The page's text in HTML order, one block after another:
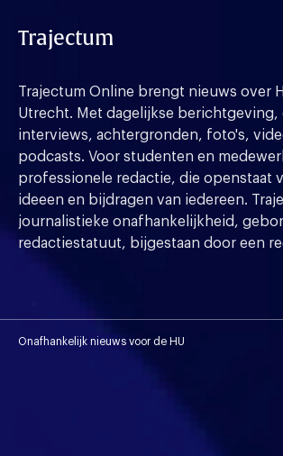
Trajectum
Trajectum Online brengt nieuws over
Utrecht. Met dagelijkse berichtgeving,
interviews, achtergronden, foto's,
podcasts. Voor studenten en
professionele redactie, die openstaat
ideeen en bijdragen van iedereen.
journalistieke onafhankelijkheid,
redactiestatuut, bijgestaan door een
Onafhankelijk nieuws voor de HU